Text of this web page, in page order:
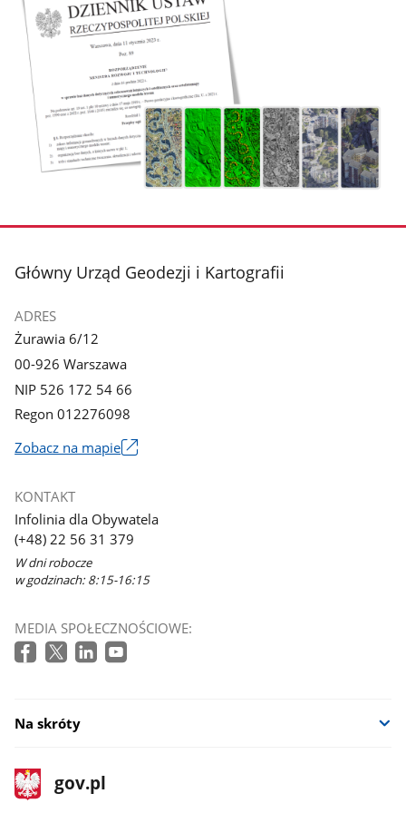
stopka
Główny Urząd Geodezji i Kartografii
ADRES
Żurawia 6/12
00-926 Warszawa
NIP 526 172 54 66
Regon 012276098
Zobacz na mapie
się
w
nowym
oknie
KONTAKT
Infolinia dla Obywatela
(+48) 22 56 31 379
W dni robocze
w godzinach: 8:15-16:15
MEDIA SPOŁECZNOŚCIOWE:
Na skróty
stopka
gov.pl
Strona
gov.pl